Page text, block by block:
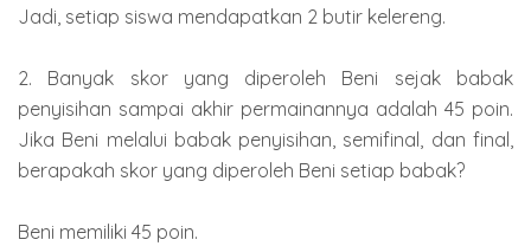
Jadi, setiap siswa mendapatkan 2 butir kelereng.
2. Banyak skor yang diperoleh Beni sejak babak
penyisihan sampai akhir permainannya adalah 45 poin.
Jika Beni melalui babak penyisihan, semifinal, dan final,
berapakah skor yang diperoleh Beni setiap babak?
Beni memiliki 45 poin.